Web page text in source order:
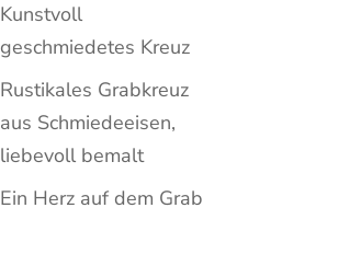
Kunstvoll
geschmiedetes Kreuz
Rustikales Grabkreuz
aus Schmiedeeisen,
liebevoll bemalt
Ein Herz auf dem Grab